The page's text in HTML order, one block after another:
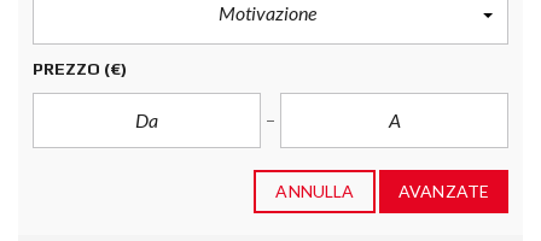
Motivazione
PREZZO (€)
ANNULLA AVANZATE